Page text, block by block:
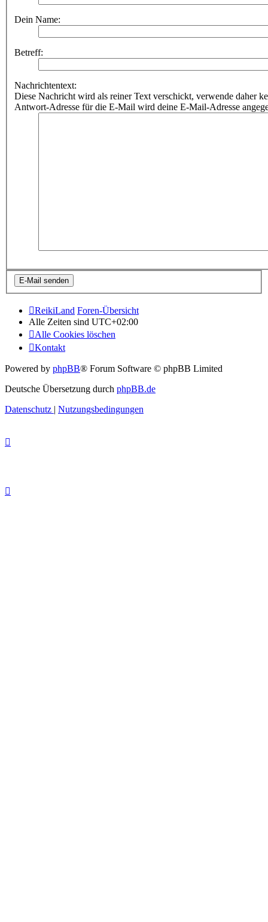
Dein Name:
Betreff:
Nachrichtentext:
Diese Nachricht wird als reiner Text verschickt, verwende daher
Antwort-Adresse für die E-Mail wird deine E-Mail-Adresse
ReikiLand Foren-Übersicht
Alle Zeiten sind UTC+02:00
Alle Cookies löschen
Kontakt
Powered by phpBB® Forum Software © phpBB Limited
Deutsche Übersetzung durch phpBB.de
Datenschutz
Nutzungsbedingungen